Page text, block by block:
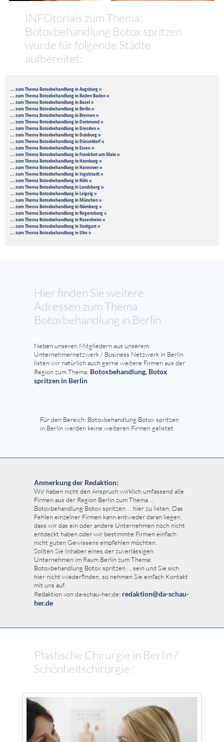
INFOtorials zum Thema:
Botoxbehandlung Botox spritzen
wurde für folgende Städte
aufbereitet:
... zum Thema Botoxbehandlung in Augsburg »
... zum Thema Botoxbehandlung in Baden Baden »
... zum Thema Botoxbehandlung in Basel »
... zum Thema Botoxbehandlung in Berlin »
... zum Thema Botoxbehandlung in Bremen »
... zum Thema Botoxbehandlung in Dortmund »
... zum Thema Botoxbehandlung in Dresden »
... zum Thema Botoxbehandlung in Duisburg »
... zum Thema Botoxbehandlung in Düsseldorf »
... zum Thema Botoxbehandlung in Essen »
... zum Thema Botoxbehandlung in Frankfurt am Main »
... zum Thema Botoxbehandlung in Hamburg »
... zum Thema Botoxbehandlung in Hannover »
... zum Thema Botoxbehandlung in Ingolstadt »
... zum Thema Botoxbehandlung in Köln »
... zum Thema Botoxbehandlung in Landsberg »
... zum Thema Botoxbehandlung in Leipzig »
... zum Thema Botoxbehandlung in München »
... zum Thema Botoxbehandlung in Nürnberg »
... zum Thema Botoxbehandlung in Regensburg »
... zum Thema Botoxbehandlung in Rosenheim »
... zum Thema Botoxbehandlung in Stuttgart »
... zum Thema Botoxbehandlung in Ulm »
Hier finden Sie weitere
Adressen zum Thema
Botoxbehandlung in Berlin
Neben unseren Mitgliedern aus unserem
Unternehmernetzwerk / Business Netzwerk in Berlin
listen wir natürlich auch gerne weitere Firmen aus der
Region zum Thema: Botoxbehandlung, Botox
spritzen in Berlin.
Für den Bereich: Botoxbehandlung Botox spritzen
in Berlin werden keine weiteren Firmen gelistet.
Anmerkung der Redaktion:
Wir haben nicht den Anspruch wirklich umfassend alle
Firmen aus der Region Berlin zum Thema ...
Botoxbehandlung Botox spritzen ... hier zu listen. Das
Fehlen einzelner Firmen kann entweder daran liegen,
dass wir das ein oder andere Unternehmen noch nicht
entdeckt haben oder wir bestimmte Firmen einfach
nicht guten Gewissens empfehlen möchten.
Sollten Sie Inhaber eines der zuverlässigen
Unternehmen im Raum Berlin zum Thema:
Botoxbehandlung Botox spritzen ... sein und Sie sich
hier nicht wiederfinden, so nehmen Sie einfach Kontakt
mit uns auf.
Redaktion von da-schau-her.de: redaktion@da-schau-
her.de
Plastische Chirurgie in Berlin /
Schönheitschirurgie :